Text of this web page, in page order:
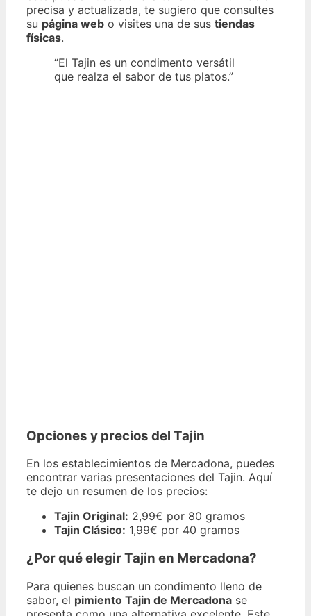
precisa y actualizada, te sugiero que consultes
su página web o visites una de sus tiendas
físicas.
“El Tajin es un condimento versátil
que realza el sabor de tus platos.”
Opciones y precios del Tajin
En los establecimientos de Mercadona, puedes
encontrar varias presentaciones del Tajin. Aquí
te dejo un resumen de los precios:
Tajin Original: 2,99€ por 80 gramos
Tajin Clásico: 1,99€ por 40 gramos
¿Por qué elegir Tajin en Mercadona?
Para quienes buscan un condimento lleno de
sabor, el pimiento Tajin de Mercadona se